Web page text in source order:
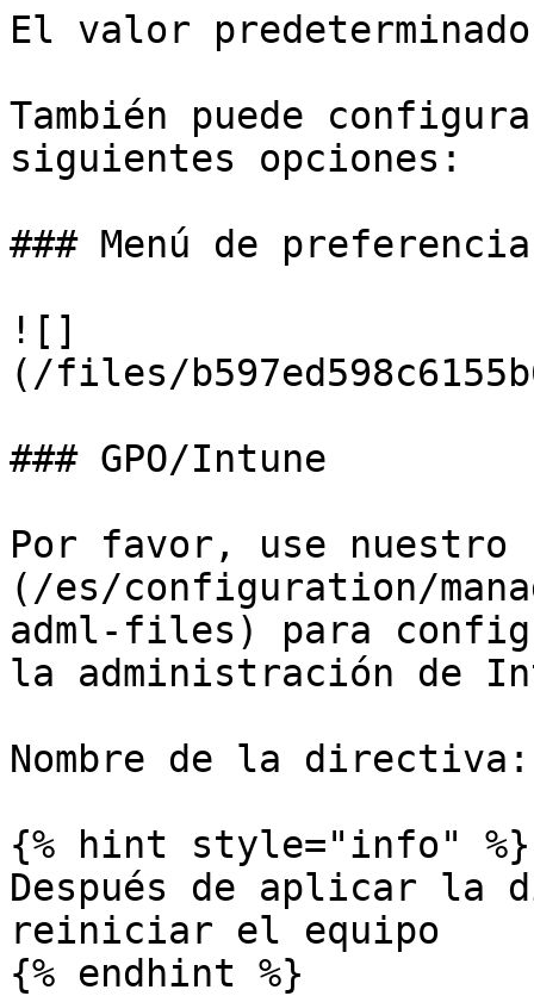
El valor
También puede
siguientes opciones:
### Menú de
![]
(/files/
### GPO/Intune
Por favor, use nuestro
(/es/configuration/
adml-files) para
la administración de
Nombre de la
{% hint style="info" %}
Después de aplicar la
reiniciar el equipo
{% endhint %}